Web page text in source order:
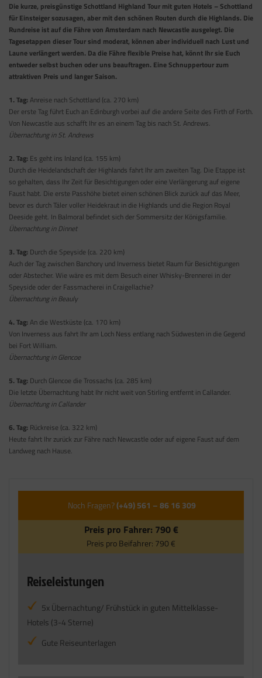
Die kurze, preisgünstige Schottland Highland Tour mit guten Hotels – Schottland
für Einsteiger sozusagen, aber mit den schönen Routen durch die Highlands. Die
Rundreise ist auf die Fähre von Amsterdam nach Newcastle ausgelegt. Die
Tagesetappen dieser Tour sind moderat, können aber individuell nach Lust und
Laune verlängert werden. Da die Fähre flexible Preise hat, könnt Ihr sie Euch
entweder selbst buchen oder uns beauftragen. Eine Schnuppertour zum
attraktiven Preis und langer Saison.
1. Tag: Anreise nach Schottland (ca. 270 km)
Der erste Tag führt Euch an Edinburgh vorbei auf die andere Seite des Firth of Forth.
Von Newcastle aus schafft Ihr es an einem Tag bis nach St. Andrews.
Übernachtung in St. Andrews
2. Tag: Es geht ins Inland (ca. 155 km)
Durch die Heidelandschaft der Highlands fahrt Ihr am zweiten Tag. Die Etappe ist
so gehalten, dass Ihr Zeit für Besichtigungen oder eine Verlängerung auf eigene
Faust habt. Die erste Passhöhe bietet einen schönen Blick zurück auf das Meer,
bevor es durch Täler voller Heidekraut in die Highlands und die Region Royal
Deeside geht. In Balmoral befindet sich der Sommersitz der Königsfamilie.
Übernachtung in Dinnet
3. Tag: Durch die Speyside (ca. 220 km)
Auch der Tag zwischen Banchory und Inverness bietet Raum für Besichtigungen
oder Abstecher. Wie wäre es mit dem Besuch einer Whisky-Brennerei in der
Speyside oder der Fassmacherei in Craigellachie?
Übernachtung in Beauly
4. Tag: An die Westküste (ca. 170 km)
Von Inverness aus fahrt Ihr am Loch Ness entlang nach Südwesten in die Gegend
bei Fort William.
Übernachtung in Glencoe
5. Tag: Durch Glencoe die Trossachs (ca. 285 km)
Die letzte Übernachtung habt Ihr nicht weit von Stirling entfernt in Callander.
Übernachtung in Callander
6. Tag: Rückreise (ca. 322 km)
Heute fahrt Ihr zurück zur Fähre nach Newcastle oder auf eigene Faust auf dem
Landweg nach Hause.
Noch Fragen?(+49) 561 – 86 16 309
Preis pro Fahrer: 790 €
Preis pro Beifahrer: 790 €
Reiseleistungen
5x Übernachtung/ Frühstück in guten Mittelklasse-
Hotels (3-4 Sterne)
Gute Reiseunterlagen